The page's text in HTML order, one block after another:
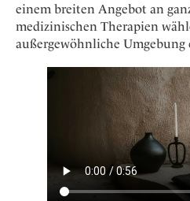
einem breiten Angebot an
medizinischen Therapien
außergewöhnliche Umgebung